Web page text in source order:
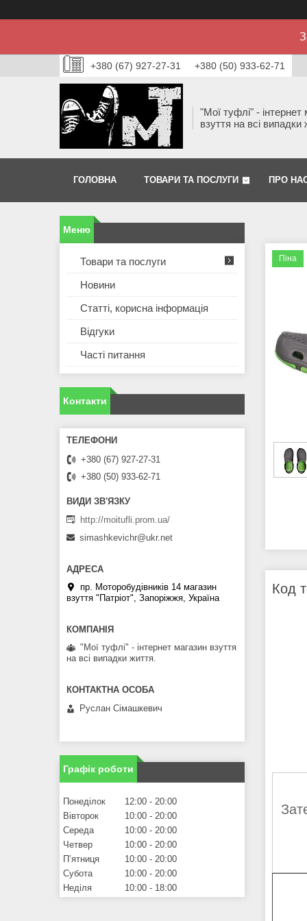
+380 (67) 927-27-31 +380 (50) 933-62-71
"Мої туфлі" - інтернет
взуття на всі випадки
ГОЛОВНА ТОВАРИ ТА ПОСЛУГИ ПРО
Піна
Код
Товари та послуги
Новини
Статті, корисна інформація
Відгуки
Часті питання
Контакти
+380 (67) 927-27-31
+380 (50) 933-62-71
http://moitufli.prom.ua/
simashkevichr@ukr.net
пр. Моторобудівників 14 магазин
взуття "Патріот", Запоріжжя, Україна
"Мої туфлі" - інтернет магазин взуття
на всі випадки життя.
Руслан Сімашкевич
Графік роботи
Понеділок 12:00
20:00
Вівторок
10:00
20:00
Середа
10:00
20:00
Четвер
10:00
20:00
Пʼятниця
10:00
20:00
Субота
10:00
20:00
Неділя
10:00 18:00